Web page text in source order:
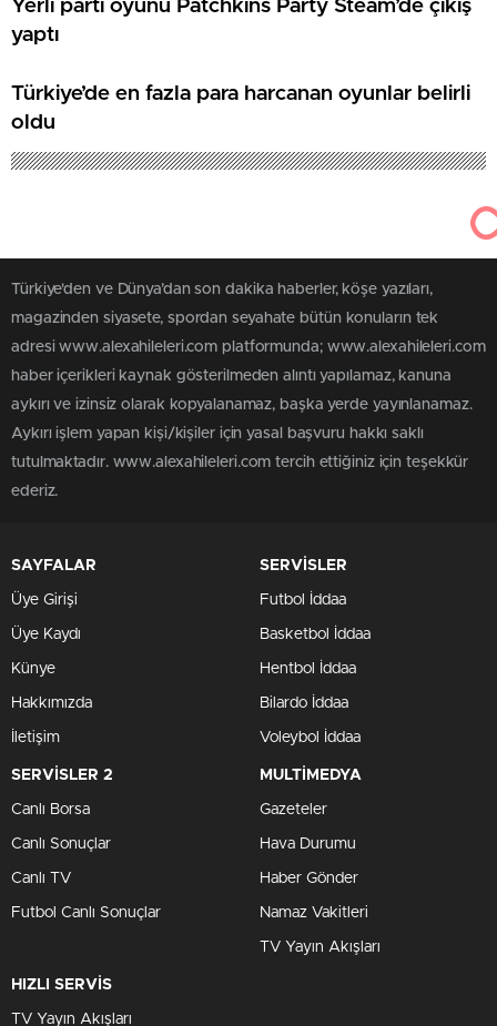
Yerli parti oyunu Patchkins Party Steam’de çıkış
yaptı
Türkiye’de en fazla para harcanan oyunlar belirli
oldu
Türkiye'den ve Dünya’dan son dakika haberler, köşe yazıları,
magazinden siyasete, spordan seyahate bütün konuların tek
adresi www.alexahileleri.com platformunda; www.alexahileleri.com
haber içerikleri kaynak gösterilmeden alıntı yapılamaz, kanuna
aykırı ve izinsiz olarak kopyalanamaz, başka yerde yayınlanamaz.
Aykırı işlem yapan kişi/kişiler için yasal başvuru hakkı saklı
tutulmaktadır. www.alexahileleri.com tercih ettiğiniz için teşekkür
ederiz.
SAYFALAR
Üye Girişi
Üye Kaydı
Künye
Hakkımızda
İletişim
SERVİSLER
Futbol İddaa
Basketbol İddaa
Hentbol İddaa
Bilardo İddaa
Voleybol İddaa
SERVİSLER 2
Canlı Borsa
Canlı Sonuçlar
Canlı TV
Futbol Canlı Sonuçlar
MULTİMEDYA
Gazeteler
Hava Durumu
Haber Gönder
Namaz Vakitleri
TV Yayın Akışları
HIZLI SERVİS
TV Yayın Akışları